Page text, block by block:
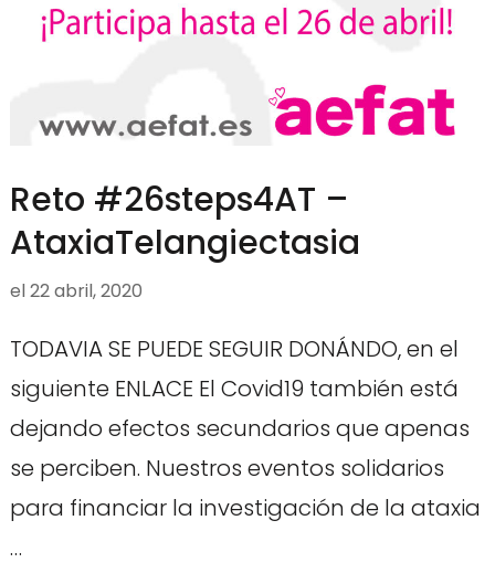
Reto #26steps4AT –
AtaxiaTelangiectasia
el22 abril, 2020
TODAVIA SE PUEDE SEGUIR DONÁNDO, en el
siguiente ENLACE El Covid19 también está
dejando efectos secundarios que apenas
se perciben. Nuestros eventos solidarios
para financiar la investigación de la ataxia
…